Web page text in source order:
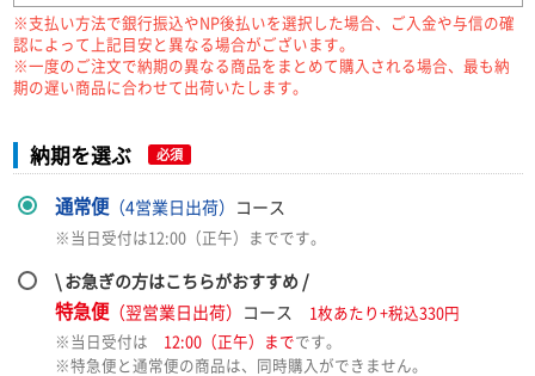
※支払い方法で銀行振込やNP後払いを選択した場合、ご入金や与信の確
認によって上記目安と異なる場合がございます。
※一度のご注文で納期の異なる商品をまとめて購入される場合、最も納
期の遅い商品に合わせて出荷いたします。
納期を選ぶ 必須
通常便（4営業日出荷） コース
※当日受付は12:00（正午）までです。
\ お急ぎの方はこちらがおすすめ /
特急便（翌営業日出荷） コース
1枚あたり+税込330円
※当日受付は 12:00（正午）までです。
※特急便と通常便の商品は、同時購入ができません。